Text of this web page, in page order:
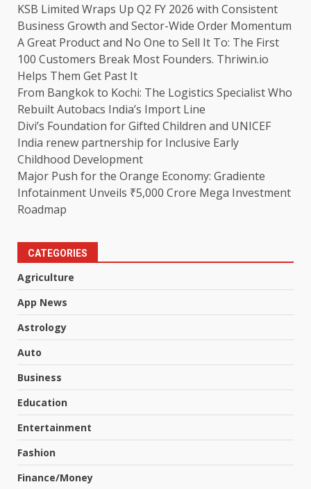
KSB Limited Wraps Up Q2 FY 2026 with Consistent
Business Growth and Sector-Wide Order Momentum
A Great Product and No One to Sell It To: The First
100 Customers Break Most Founders. Thriwin.io
Helps Them Get Past It
From Bangkok to Kochi: The Logistics Specialist Who
Rebuilt Autobacs India’s Import Line
Divi’s Foundation for Gifted Children and UNICEF
India renew partnership for Inclusive Early
Childhood Development
Major Push for the Orange Economy: Gradiente
Infotainment Unveils ₹5,000 Crore Mega Investment
Roadmap
CATEGORIES
Agriculture
App News
Astrology
Auto
Business
Education
Entertainment
Fashion
Finance/Money